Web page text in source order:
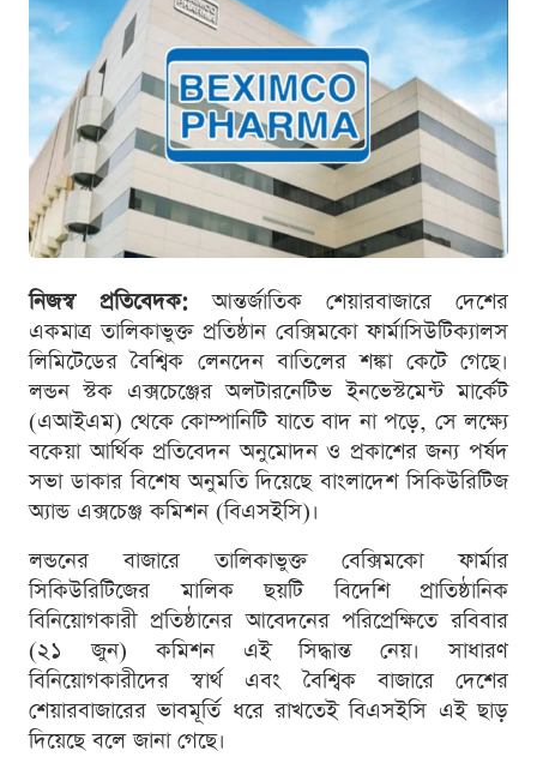
নিজস্ব প্রতিবেদক: আন্তর্জাতিক শেয়ারবাজারে দেশের
একমাত্র তালিকাভুক্ত প্রতিষ্ঠান বেক্সিমকো ফার্মাসিউটিক্যালস
লিমিটেডের বৈশ্বিক লেনদেন বাতিলের শঙ্কা কেটে গেছে।
লন্ডন স্টক এক্সচেঞ্জের অলটারনেটিভ ইনভেস্টমেন্ট মার্কেট
(এআইএম) থেকে কোম্পানিটি যাতে বাদ না পড়ে, সে লক্ষ্যে
বকেয়া আর্থিক প্রতিবেদন অনুমোদন ও প্রকাশের জন্য পর্ষদ
সভা ডাকার বিশেষ অনুমতি দিয়েছে বাংলাদেশ সিকিউরিটিজ
অ্যান্ড এক্সচেঞ্জ কমিশন (বিএসইসি)।
লন্ডনের বাজারে তালিকাভুক্ত বেক্সিমকো ফার্মার
সিকিউরিটিজের মালিক ছয়টি বিদেশি প্রাতিষ্ঠানিক
বিনিয়োগকারী প্রতিষ্ঠানের আবেদনের পরিপ্রেক্ষিতে রবিবার
(২১ জুন) কমিশন এই সিদ্ধান্ত নেয়। সাধারণ
বিনিয়োগকারীদের স্বার্থ এবং বৈশ্বিক বাজারে দেশের
শেয়ারবাজারের ভাবমূর্তি ধরে রাখতেই বিএসইসি এই ছাড়
দিয়েছে বলে জানা গেছে।